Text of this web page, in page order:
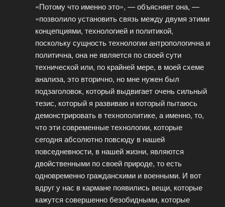
«Потому что именно это», — объясняет она, —
«позволило установить связь между двумя этими
концепциями, технологией и политикой,
поскольку сущность технологии антропологична и
политична, она не является по своей сути
технической или, по крайней мере, в моей схеме
анализа, это вторично, но мне нужен был
подзаголовок, который выдвигает очень сильный
тезис, который я развиваю и который пытаюсь
демонстрировать в технополитике, а именно, то,
что эти современные технологии, которые
сегодня абсолютно повсюду в нашей
повседневности, в нашей жизни, являются
двойственными по своей природе, то есть
одновременно гражданскими и военными. И вот
вдруг у нас в кармане появились вещи, которые
кажутся совершенно безобидными, которые